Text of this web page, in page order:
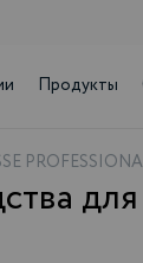
Продукты